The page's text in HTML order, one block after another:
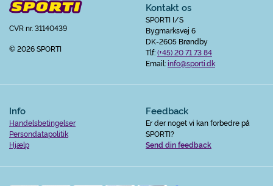
CVR nr. 31140439
© 2026 SPORTI
Kontakt os
SPORTI I/S
Bygmarksvej 6
DK-2605 Brøndby
Tlf:(+45) 20 71 73 84
Email:info@sporti.dk
Info
Handelsbetingelser
Persondatapolitik
Hjælp
Feedback
Er der noget vi kan forbedre på
SPORTI?
Send din feedback